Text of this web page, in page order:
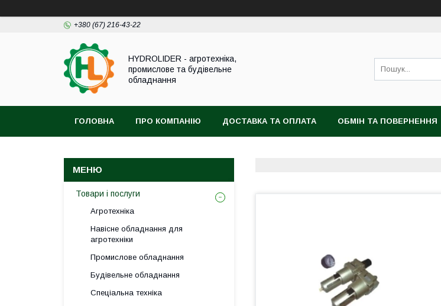
+380 (67) 216-43-22
HYDROLIDER - агротехніка,
промислове та будівельне
обладнання
ГОЛОВНА ПРО КОМПАНІЮ ДОСТАВКА ТА ОПЛАТА ОБМІН ТА ПОВЕРНЕННЯ
Товари і послуги
Агротехніка
Навісне обладнання для
агротехніки
Промислове обладнання
Будівельне обладнання
Спеціальна техніка